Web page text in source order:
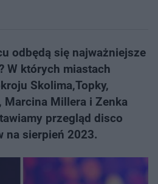
odbędą się najważniejsze
W których miastach
Skolima,Topky,
Marcina Millera i Zenka
przegląd disco
na sierpień 2023.